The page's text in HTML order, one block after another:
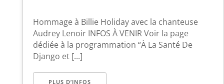
Hommage à Billie Holiday avec la chanteuse
Audrey Lenoir INFOS À VENIR Voir la page
dédiée à la programmation “À La Santé De
Django et [...]
PLUS D’INFOS